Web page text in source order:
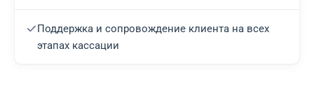
Поддержка и сопровождение клиента на всех
этапах кассации